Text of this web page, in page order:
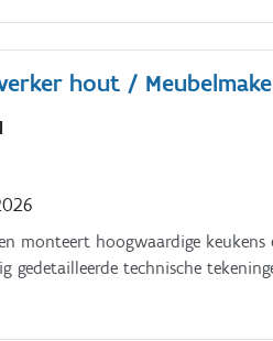
bij klanten Mee
technische plannen en
van elk project
hout /
monteert hoogwaardige
gedetailleerde technische